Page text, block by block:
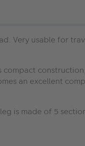
Very usable for
an excellent
is made of 5